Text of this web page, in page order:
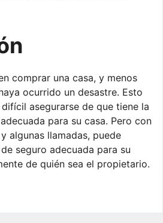
comprar una casa, y menos
ocurrido un desastre. Esto
asegurarse de que tiene la
para su casa. Pero con
algunas llamadas, puede
seguro adecuada para su
de quién sea el propietario.